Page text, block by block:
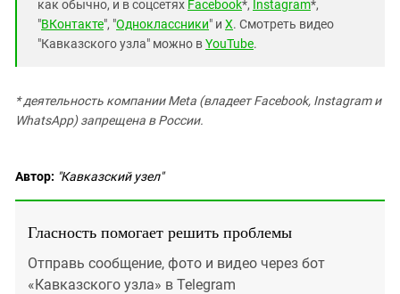
как обычно, и в соцсетях Facebook*, Instagram*,
"ВКонтакте", "Одноклассники" и X. Смотреть видео
"Кавказского узла" можно вYouTube.
* деятельность компании Meta (владеет Facebook, Instagram и
WhatsApp) запрещена в России.
Автор: "Кавказский узел"
Гласность помогает решить проблемы
Отправь сообщение, фото и видео через бот
«Кавказского узла» в Telegram